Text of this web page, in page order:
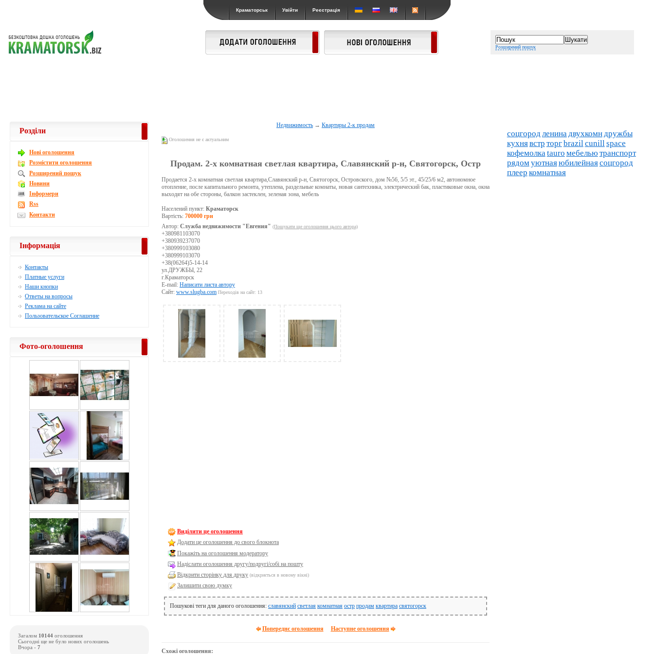
Краматорськ Увійти Реєстрація
Розширений пошук
Недвижимость →Квартиры 2-к продам
Оголошення не є актуальним
Продам. 2-х комнатная светлая квартира, Славянский р-н, Святогорск, Остр
Продается 2-х комнатная светлая квартира,Славянский р-н, Святогорск, Островского, дом №56, 5/5 эт., 45/25/6 м2, автономное
отопление, после капитального ремонта, утеплена, раздельные комнаты, новая сантехника, электрический бак, пластиковые окна, окна
выходят на обе стороны, балкон застеклен, зеленая зона, мебель
Населений пункт: Краматорск
Вартість: 700000 грн
Автор: Служба недвижимости "Евгения" (Пошукати ще оголошення цього автора)
+380981103070
+380939237070
+380999103080
+380999103070
+38(06264)5-14-14
ул.ДРУЖБЫ, 22
г.Краматорск
E-mail: Написати листа автору
Сайт: www.slugba.com Переходів на сайт: 13
Виділити це оголошення
Додати це оголошення до свого блокнота
Покажіть на оголошення модератору
Надіслати оголошення другу/подругі/собі на пошту
Відкрити сторінку для друку (відкриється в новому вікні)
Залишити свою думку
Пошукові теги для даного оголошення: славянский светлая комнатная остр продам квартира святогорск
Попереднє оголошення Наступне оголошення
Схожі оголошення:
Розділи
Новi оголошення
Розмістити оголошення
Розширений пошук
Новини
Інформери
Rss
Контакти
Інформація
Контакты
Платные услуги
Наши кнопки
Ответы на вопросы
Реклама на сайте
Пользовательское Соглашение
Фото-оголошення
Загалом 10144 оголошення
Сьогодні ще не було нових оголошень
Вчора - 7
соцгородленинадвухкомндружбы
кухнявстр торгbrazilcunillspace
кофемолкаtauro мебелью транспорт
рядомуютнаяюбилейнаясоцгород
плеер комнатная